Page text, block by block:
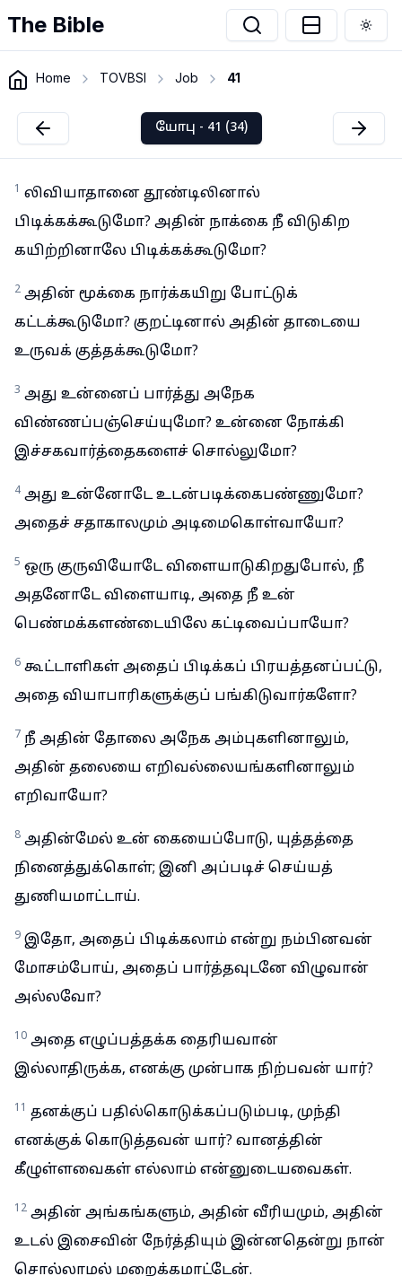
The Bible
Home TOVBSI Job 41
யோபு - 41 (34)
1 லிவியாதானை தூண்டிலினால்
பிடிக்கக்கூடுமோ? அதின் நாக்கை நீ விடுகிற
கயிற்றினாலே பிடிக்கக்கூடுமோ?
2 அதின் மூக்கை நார்க்கயிறு போட்டுக்
கட்டக்கூடுமோ? குறட்டினால் அதின் தாடையை
உருவக் குத்தக்கூடுமோ?
3 அது உன்னைப் பார்த்து அநேக
விண்ணப்பஞ்செய்யுமோ? உன்னை நோக்கி
இச்சகவார்த்தைகளைச் சொல்லுமோ?
4 அது உன்னோடே உடன்படிக்கைபண்ணுமோ?
அதைச் சதாகாலமும் அடிமைகொள்வாயோ?
5 ஒரு குருவியோடே விளையாடுகிறதுபோல், நீ
அதனோடே விளையாடி, அதை நீ உன்
பெண்மக்களண்டையிலே கட்டிவைப்பாயோ?
6 கூட்டாளிகள் அதைப் பிடிக்கப் பிரயத்தனப்பட்டு,
அதை வியாபாரிகளுக்குப் பங்கிடுவார்களோ?
7 நீ அதின் தோலை அநேக அம்புகளினாலும்,
அதின் தலையை எறிவல்லையங்களினாலும்
எறிவாயோ?
8 அதின்மேல் உன் கையைப்போடு, யுத்தத்தை
நினைத்துக்கொள்; இனி அப்படிச் செய்யத்
துணியமாட்டாய்.
9 இதோ, அதைப் பிடிக்கலாம் என்று நம்பினவன்
மோசம்போய், அதைப் பார்த்தவுடனே விழுவான்
அல்லவோ?
10 அதை எழுப்பத்தக்க தைரியவான்
இல்லாதிருக்க, எனக்கு முன்பாக நிற்பவன் யார்?
11 தனக்குப் பதில்கொடுக்கப்படும்படி, முந்தி
எனக்குக் கொடுத்தவன் யார்? வானத்தின்
கீழுள்ளவைகள் எல்லாம் என்னுடையவைகள்.
12 அதின் அங்கங்களும், அதின் வீரியமும், அதின்
உடல் இசைவின் நேர்த்தியும் இன்னதென்று நான்
சொல்லாமல் மறைக்கமாட்டேன்.